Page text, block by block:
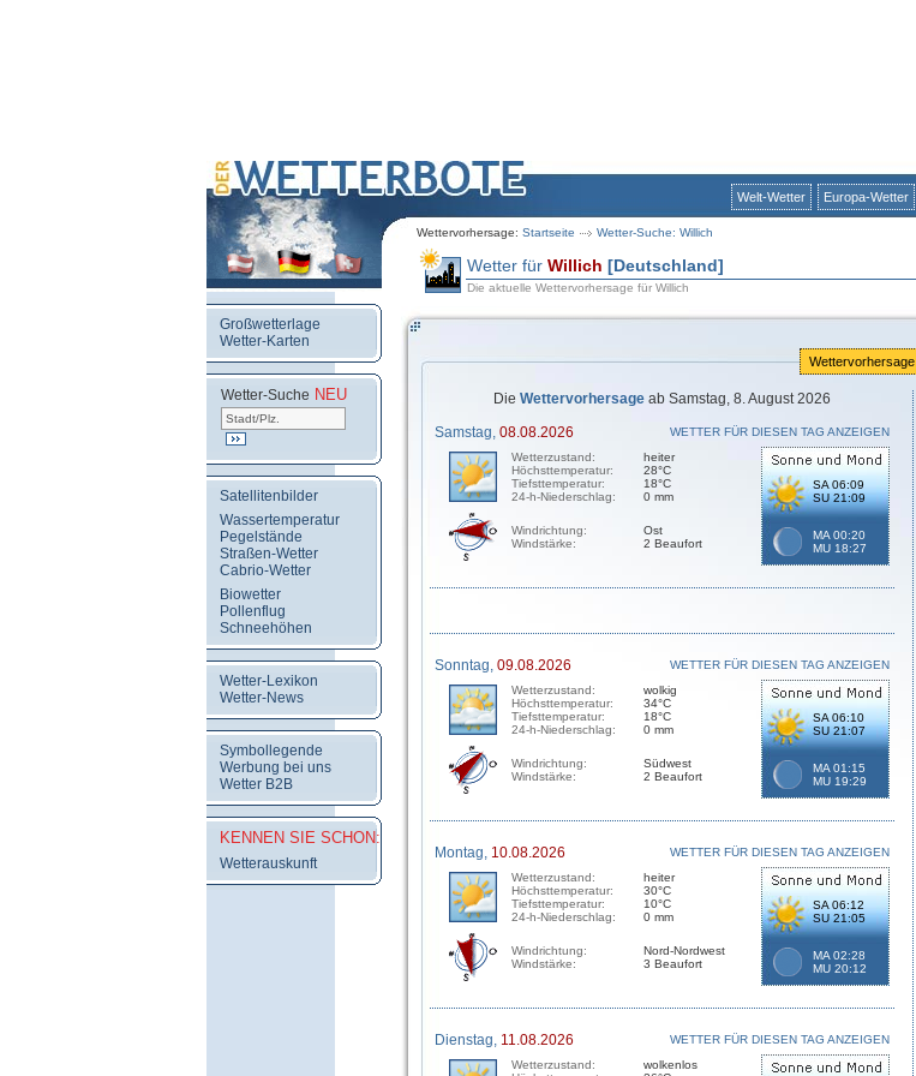
Welt-Wetter Europa-Wetter
Wettervorhersage: Startseite Wetter-Suche: Willich
Großwetterlage
Wetter-Karten
Wetter-Suche NEU
Satellitenbilder
Wassertemperatur
Pegelstände
Straßen-Wetter
Cabrio-Wetter
Biowetter
Pollenflug
Schneehöhen
Wetter-Lexikon
Wetter-News
Symbollegende
Werbung bei uns
Wetter B2B
KENNEN SIE SCHON:
Wetterauskunft
Wetter für Willich [Deutschland]
Die aktuelle Wettervorhersage für Willich
Wettervorhersage
Die Wettervorhersage ab Samstag, 8. August 2026
Samstag, 08.08.2026
WETTER FÜR DIESEN TAG ANZEIGEN
Wetterzustand:
Höchsttemperatur:
Tiefsttemperatur:
24-h-Niederschlag:
heiter
28°C
18°C
0 mm
SA 06:09
SU 21:09
MA 00:20
MU 18:27
Windrichtung:
Windstärke:
Ost
2 Beaufort
Sonntag, 09.08.2026
WETTER FÜR DIESEN TAG ANZEIGEN
Wetterzustand:
Höchsttemperatur:
Tiefsttemperatur:
24-h-Niederschlag:
wolkig
34°C
18°C
0 mm
SA 06:10
SU 21:07
MA 01:15
MU 19:29
Windrichtung:
Windstärke:
Südwest
2 Beaufort
Montag, 10.08.2026
WETTER FÜR DIESEN TAG ANZEIGEN
Wetterzustand:
Höchsttemperatur:
Tiefsttemperatur:
24-h-Niederschlag:
heiter
30°C
10°C
0 mm
SA 06:12
SU 21:05
MA 02:28
MU 20:12
Windrichtung:
Windstärke:
Nord-Nordwest
3 Beaufort
Dienstag, 11.08.2026
WETTER FÜR DIESEN TAG ANZEIGEN
Wetterzustand:
wolkenlos